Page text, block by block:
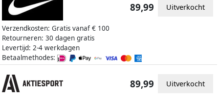
Verzendkosten: Gratis vanaf € 100
Retourneren: 30 dagen gratis
Levertijd: 2-4 werkdagen
Betaalmethodes:
89,99 Uitverkocht
89,99 Uitverkocht